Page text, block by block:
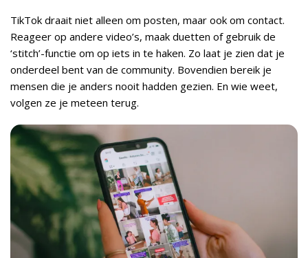
TikTok draait niet alleen om posten, maar ook om contact.
Reageer op andere video’s, maak duetten of gebruik de
‘stitch’-functie om op iets in te haken. Zo laat je zien dat je
onderdeel bent van de community. Bovendien bereik je
mensen die je anders nooit hadden gezien. En wie weet,
volgen ze je meteen terug.